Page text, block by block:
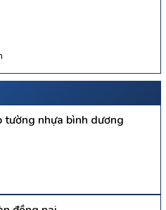
tường nhựa bình dương